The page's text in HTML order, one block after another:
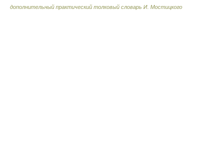
дополнительный практический толковый словарь И. Мостицкого